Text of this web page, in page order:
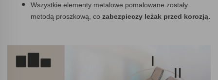
Wszystkie elementy metalowe pomalowane zostały
metodą proszkową, co zabezpieczy leżak przed korozją.